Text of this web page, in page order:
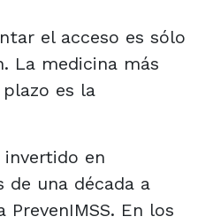
el acceso es sólo
La medicina más
es la
invertido en
de una década a
En los